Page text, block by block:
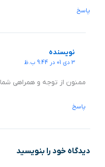
پاسخ
نویسنده
3 دی 01 در 9:44 ب.ظ
ممنون از توجه و همراهی شما
پاسخ
دیدگاه‌ خود را بنویسید